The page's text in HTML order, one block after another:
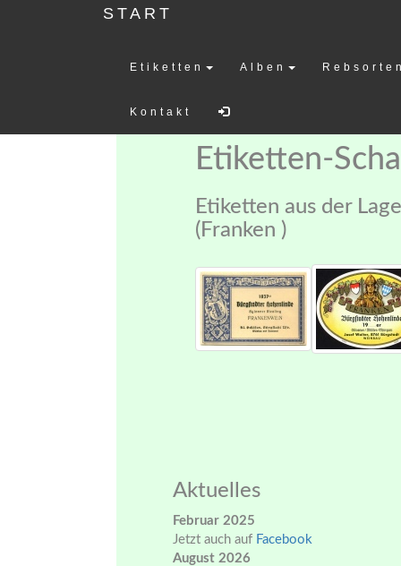
START
Etiketten Alben
Kontakt
Etiketten-
Etiketten aus der
(Franken )
Aktuelles
Februar 2025
Jetzt auch auf Facebook
August 2026